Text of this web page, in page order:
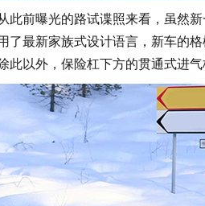
前曝光的路试谍照来看，虽然新
了最新家族式设计语言，新车的
此以外，保险杠下方的贯通式进气